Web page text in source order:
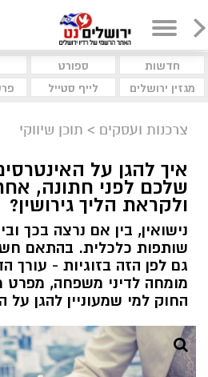
חדשות ספורט
מגזין ירושלים
לייף סטייל
צרכנות ועסקים > תוכן שיווקי
איך להגן על
שלכם לפני חתונה,
ולקראת הליך גירושין?
נישואין, בין אם נרצה בכך
שותפות כלכלית. בהתאם
גם לפן הזה בזוגיות - עורך
מומחה לדיני משפחה, מפרט
החוק למי שמעוניין להגן